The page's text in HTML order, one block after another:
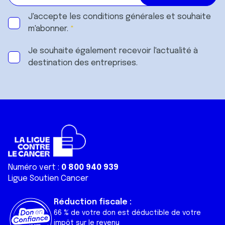
J'accepte les conditions générales et souhaite
m'abonner.
Je souhaite également recevoir l'actualité à
destination des entreprises.
Numéro vert : 0 800 940 939
Ligue Soutien Cancer
Réduction fiscale :
66 % de votre don est déductible de votre
impôt sur le revenu